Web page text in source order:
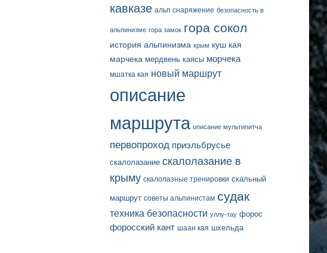
кавказе альп снаряжение безопасность в
альпинизме гора замок гора сокол
история альпинизма крым куш кая
марчека мердвень каясы морчека
мшатка кая новый маршрут
описание
маршрута описание мультипитча
первопроход приэльбрусье
скалолазание скалолазание в
крыму скалолазные тренировки скальный
маршрут советы альпинистам судак
техника безопасности уллу-тау форос
форосский кант шаан кая шхельда